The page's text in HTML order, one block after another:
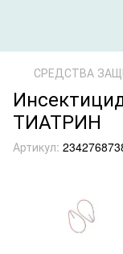
СРЕДСТВА
ТИАТРИН
Артикул: